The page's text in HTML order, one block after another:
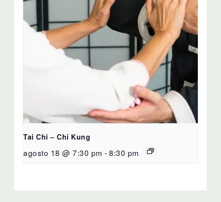
Tai Chi – Chi Kung
agosto 18 @ 7:30 pm -8:30 pm